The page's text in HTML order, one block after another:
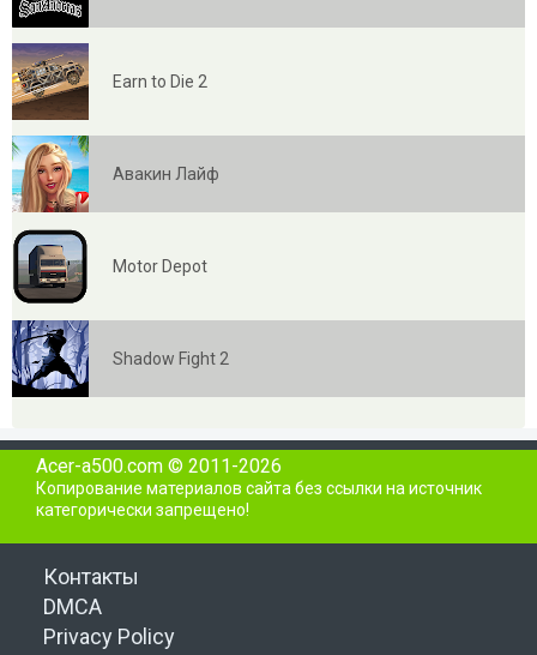
Earn to Die 2
Авакин Лайф
Motor Depot
Shadow Fight 2
Acer-a500.com © 2011-2026
Копирование материалов сайта без ссылки на источник
категорически запрещено!
Контакты
DMCA
Privacy Policy